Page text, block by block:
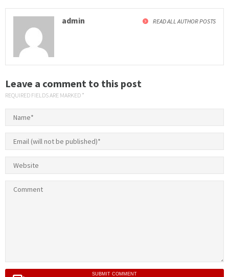
admin READ ALL AUTHOR POSTS
Leave a comment to this post
REQUIRED FIELDS ARE MARKED *
SUBMIT COMMENT